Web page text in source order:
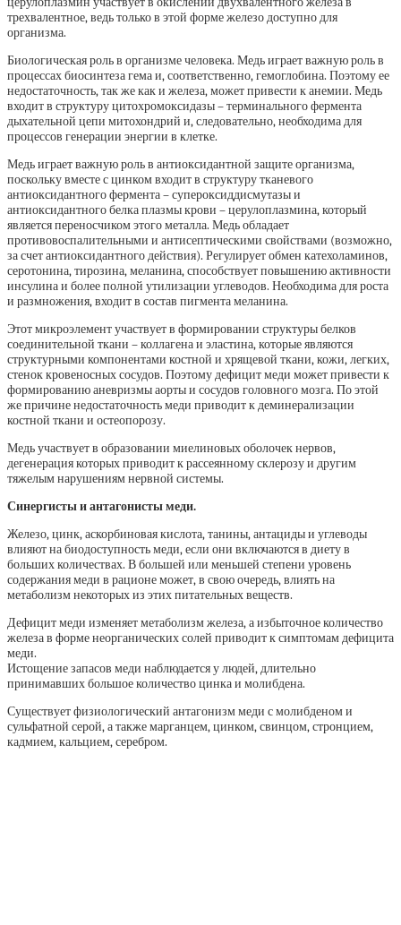
трехвалентное, ведь только в этой форме железо доступно для
организма.
Биологическая роль в организме человека. Медь играет важную роль в
процессах биосинтеза гема и, соответственно, гемоглобина. Поэтому ее
недостаточность, так же как и железа, может привести к анемии. Медь
входит в структуру цитохромоксидазы – терминального фермента
дыхательной цепи митохондрий и, следовательно, необходима для
процессов генерации энергии в клетке.
Медь играет важную роль в антиоксидантной защите организма,
поскольку вместе с цинком входит в структуру тканевого
антиоксидантного фермента – супероксиддисмутазы и
антиоксидантного белка плазмы крови – церулоплазмина, который
является переносчиком этого металла. Медь обладает
противовоспалительными и антисептическими свойствами (возможно,
за счет антиоксидантного действия). Регулирует обмен катехоламинов,
серотонина, тирозина, меланина, способствует повышению активности
инсулина и более полной утилизации углеводов. Необходима для роста
и размножения, входит в состав пигмента меланина.
Этот микроэлемент участвует в формировании структуры белков
соединительной ткани – коллагена и эластина, которые являются
структурными компонентами костной и хрящевой ткани, кожи, легких,
стенок кровеносных сосудов. Поэтому дефицит меди может привести к
формированию аневризмы аорты и сосудов головного мозга. По этой
же причине недостаточность меди приводит к деминерализации
костной ткани и остеопорозу.
Медь участвует в образовании миелиновых оболочек нервов,
дегенерация которых приводит к рассеянному склерозу и другим
тяжелым нарушениям нервной системы.
Синергисты и антагонисты меди.
Железо, цинк, аскорбиновая кислота, танины, антациды и углеводы
влияют на биодоступность меди, если они включаются в диету в
больших количествах. В большей или меньшей степени уровень
содержания меди в рационе может, в свою очередь, влиять на
метаболизм некоторых из этих питательных веществ.
Дефицит меди изменяет метаболизм железа, а избыточное количество
железа в форме неорганических солей приводит к симптомам дефицита
меди.
Истощение запасов меди наблюдается у людей, длительно
принимавших большое количество цинка и молибдена.
Существует физиологический антагонизм меди с молибденом и
сульфатной серой, а также марганцем, цинком, свинцом, стронцием,
кадмием, кальцием, серебром.